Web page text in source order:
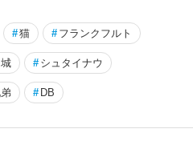
#猫 # フランクフルト
# シュタイナウ
# DB